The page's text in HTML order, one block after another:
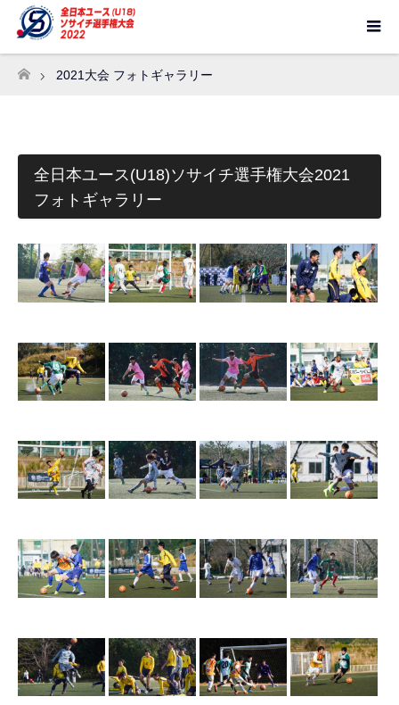
ホーム
2021大会 フォトギャラリー
全日本ユース(U18)ソサイチ選手権大会2021
フォトギャラリー